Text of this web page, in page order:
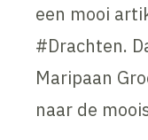
een mooi
#Drachten.
Maripaan
naar de